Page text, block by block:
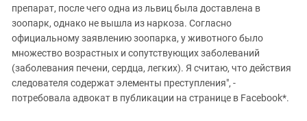
препарат, после чего одна из львиц была доставлена в
зоопарк, однако не вышла из наркоза. Согласно
официальному заявлению зоопарка, у животного было
множество возрастных и сопутствующих заболеваний
(заболевания печени, сердца, легких). Я считаю, что действия
следователя содержат элементы преступления", -
потребовала адвокат в публикации на странице в Facebook*.